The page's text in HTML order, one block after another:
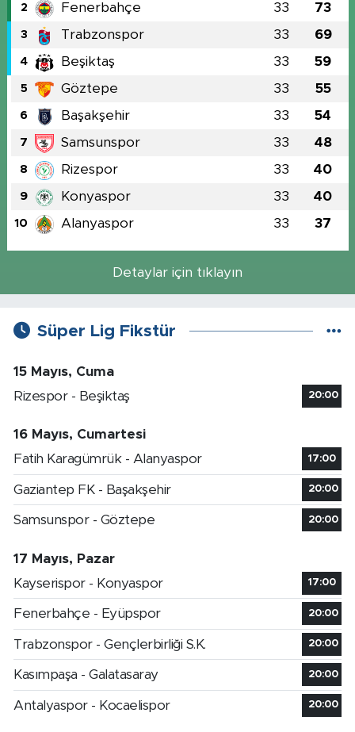
2 Fenerbahçe 33 73
3 Trabzonspor 33 69
4 Beşiktaş 33 59
5 Göztepe 33 55
6 Başakşehir 33 54
7 Samsunspor 33 48
8 Rizespor 33 40
9 Konyaspor 33 40
10 Alanyaspor 33 37
Detaylar için tıklayın
Süper Lig Fikstür
15 Mayıs, Cuma
Rizespor - Beşiktaş
20:00
16 Mayıs, Cumartesi
Fatih Karagümrük - Alanyaspor
17:00
Gaziantep FK - Başakşehir 20:00
Samsunspor - Göztepe 20:00
17 Mayıs, Pazar
Kayserispor - Konyaspor
17:00
Fenerbahçe - Eyüpspor 20:00
Trabzonspor - Gençlerbirliği S.K. 20:00
Kasımpaşa - Galatasaray 20:00
Antalyaspor - Kocaelispor 20:00